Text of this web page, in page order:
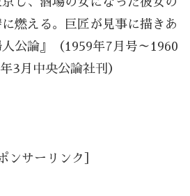
燃える。巨匠が見事に描きあ
公論』（1959年7月号～1960
3月中央公論社刊）
ンサーリンク］